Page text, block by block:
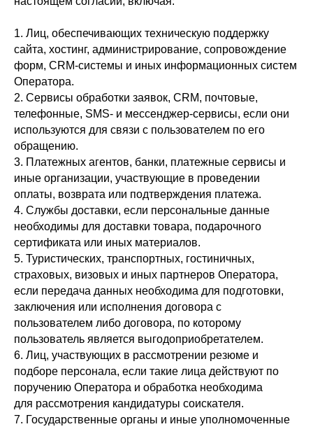
1. Лиц, обеспечивающих техническую поддержку
сайта, хостинг, администрирование, сопровождение
форм, CRM-системы и иных информационных систем
Оператора.
2. Сервисы обработки заявок, CRM, почтовые,
телефонные, SMS- и мессенджер-сервисы, если они
используются для связи с пользователем по его
обращению.
3. Платежных агентов, банки, платежные сервисы и
иные организации, участвующие в проведении
оплаты, возврата или подтверждения платежа.
4. Службы доставки, если персональные данные
необходимы для доставки товара, подарочного
сертификата или иных материалов.
5. Туристических, транспортных, гостиничных,
страховых, визовых и иных партнеров Оператора,
если передача данных необходима для подготовки,
заключения или исполнения договора с
пользователем либо договора, по которому
пользователь является выгодоприобретателем.
6. Лиц, участвующих в рассмотрении резюме и
подборе персонала, если такие лица действуют по
поручению Оператора и обработка необходима
для рассмотрения кандидатуры соискателя.
7. Государственные органы и иные уполномоченные